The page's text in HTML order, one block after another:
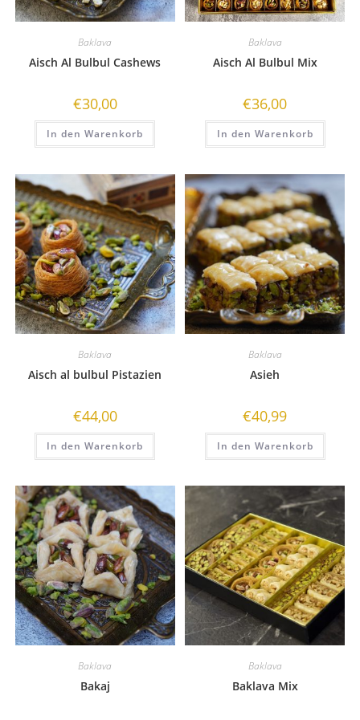
Baklava
Aisch Al Bulbul Cashews
€30,00
In den Warenkorb
Baklava
Aisch Al Bulbul Mix
€36,00
In den Warenkorb
Baklava
Aisch al bulbul Pistazien
€44,00
In den Warenkorb
Baklava
Asieh
€40,99
In den Warenkorb
Baklava
Bakaj
Baklava
Baklava Mix